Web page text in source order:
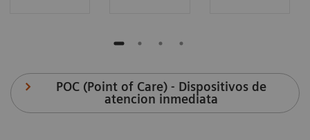
POC (Point of Care) - Dispositivos de
atencion inmediata